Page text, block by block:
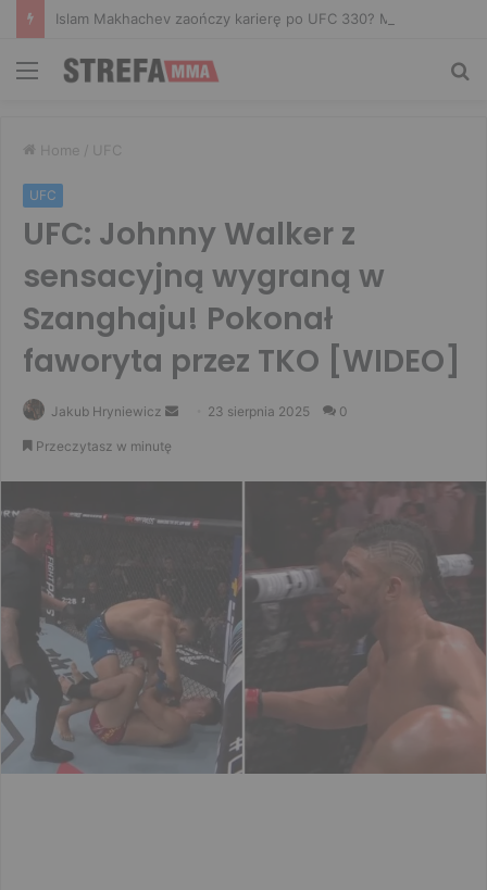
Menu
Home / UFC
UFC
UFC: Johnny Walker z
sensacyjną wygraną w
Szanghaju! Pokonał
faworyta przez TKO [WIDEO]
Jakub Hryniewicz
Send 23 sierpnia 2025 0
Przeczytasz w minutę